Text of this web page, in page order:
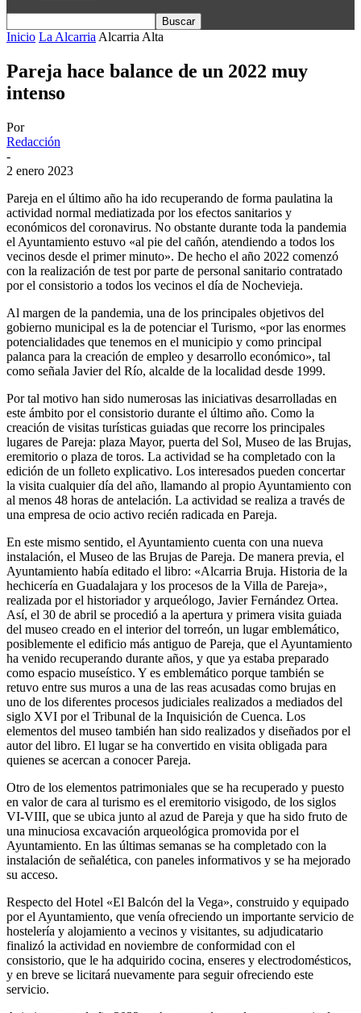
Inicio La Alcarria Alcarria Alta
Pareja hace balance de un 2022 muy
intenso
Por
Redacción
-
2 enero 2023
Pareja en el último año ha ido recuperando de forma paulatina la
actividad normal mediatizada por los efectos sanitarios y
económicos del coronavirus. No obstante durante toda la pandemia
el Ayuntamiento estuvo «al pie del cañón, atendiendo a todos los
vecinos desde el primer minuto». De hecho el año 2022 comenzó
con la realización de test por parte de personal sanitario contratado
por el consistorio a todos los vecinos el día de Nochevieja.
Al margen de la pandemia, una de los principales objetivos del
gobierno municipal es la de potenciar el Turismo, «por las enormes
potencialidades que tenemos en el municipio y como principal
palanca para la creación de empleo y desarrollo económico», tal
como señala Javier del Río, alcalde de la localidad desde 1999.
Por tal motivo han sido numerosas las iniciativas desarrolladas en
este ámbito por el consistorio durante el último año. Como la
creación de visitas turísticas guiadas que recorre los principales
lugares de Pareja: plaza Mayor, puerta del Sol, Museo de las Brujas,
eremitorio o plaza de toros. La actividad se ha completado con la
edición de un folleto explicativo. Los interesados pueden concertar
la visita cualquier día del año, llamando al propio Ayuntamiento con
al menos 48 horas de antelación. La actividad se realiza a través de
una empresa de ocio activo recién radicada en Pareja.
En este mismo sentido, el Ayuntamiento cuenta con una nueva
instalación, el Museo de las Brujas de Pareja. De manera previa, el
Ayuntamiento había editado el libro: «Alcarria Bruja. Historia de la
hechicería en Guadalajara y los procesos de la Villa de Pareja»,
realizada por el historiador y arqueólogo, Javier Fernández Ortea.
Así, el 30 de abril se procedió a la apertura y primera visita guiada
del museo creado en el interior del torreón, un lugar emblemático,
posiblemente el edificio más antiguo de Pareja, que el Ayuntamiento
ha venido recuperando durante años, y que ya estaba preparado
como espacio museístico. Y es emblemático porque también se
retuvo entre sus muros a una de las reas acusadas como brujas en
uno de los diferentes procesos judiciales realizados a mediados del
siglo XVI por el Tribunal de la Inquisición de Cuenca. Los
elementos del museo también han sido realizados y diseñados por el
autor del libro. El lugar se ha convertido en visita obligada para
quienes se acercan a conocer Pareja.
Otro de los elementos patrimoniales que se ha recuperado y puesto
en valor de cara al turismo es el eremitorio visigodo, de los siglos
VI-VIII, que se ubica junto al azud de Pareja y que ha sido fruto de
una minuciosa excavación arqueológica promovida por el
Ayuntamiento. En las últimas semanas se ha completado con la
instalación de señalética, con paneles informativos y se ha mejorado
su acceso.
Respecto del Hotel «El Balcón del la Vega», construido y equipado
por el Ayuntamiento, que venía ofreciendo un importante servicio de
hostelería y alojamiento a vecinos y visitantes, su adjudicatario
finalizó la actividad en noviembre de conformidad con el
consistorio, que le ha adquirido cocina, enseres y electrodomésticos,
y en breve se licitará nuevamente para seguir ofreciendo este
servicio.